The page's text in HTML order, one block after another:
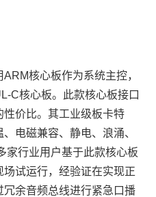
ARM核心板作为系统主控，
C核心板。此款核心板接口
价比。其工业级板卡特
电磁兼容、静电、浪涌、
家行业用户基于此款核心板
试运行，经验证在实现正
余音频总线进行紧急口播